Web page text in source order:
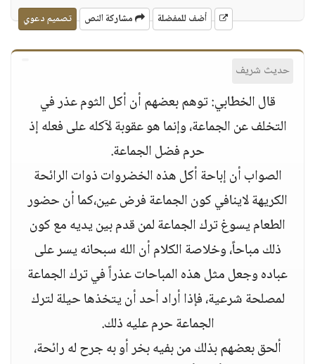
أضف للمفضلة مشاركة النص تصميم دعوي
حديث شريف
قال الخطابي: توهم بعضهم أن أكل الثوم عذر في
التخلف عن الجماعة، وإنما هو عقوبة لآكله على فعله إذ
حرم فضل الجماعة.
الصواب أن إباحة أكل هذه الخضروات ذوات الرائحة
الكريهة لاينافي كون الجماعة فرض عين،كما أن حضور
الطعام يسوغ ترك الجماعة لمن قدم بين يديه مع كون
ذلك مباحاً، وخلاصة الكلام أن الله سبحانه يسر على
عباده وجعل مثل هذه المباحات عذراً في ترك الجماعة
لمصلحة شرعية، فإذا أراد أحد أن يتخذها حيلة لترك
الجماعة حرم عليه ذلك.
ألحق بعضهم بذلك من بفيه بخر أو به جرح له رائحة،